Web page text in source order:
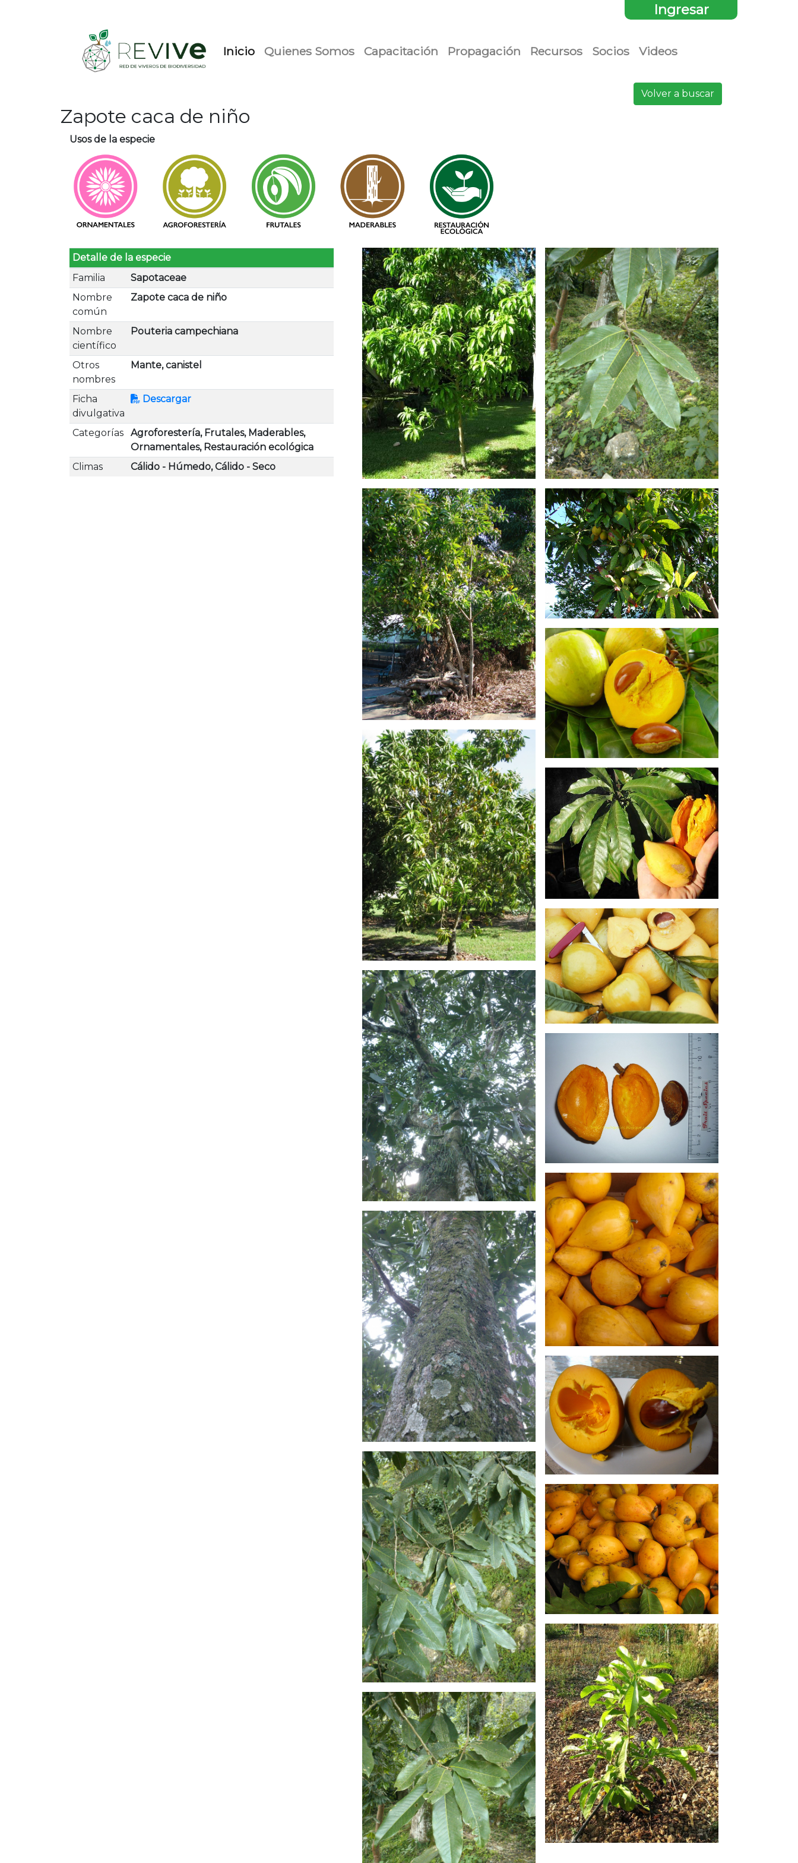
Ingresar
Inicio(current)
Quienes Somos Capacitación Propagación Recursos Socios Videos
Volver a buscar
Zapote caca de niño
Usos de la especie
Detalle de la especie
Familia
Sapotaceae
Nombre
común
Zapote caca de niño
Nombre
científico
Pouteria campechiana
Otros
nombres
Mante, canistel
Ficha
divulgativa
Descargar
Categorías
Agroforestería, Frutales, Maderables,
Ornamentales, Restauración ecológica
Climas
Cálido - Húmedo, Cálido - Seco